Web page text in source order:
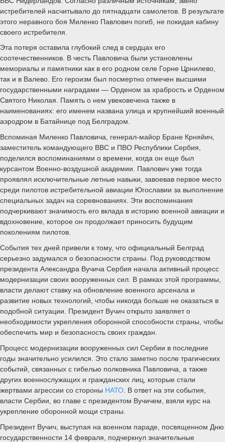
истребителей насчитывало до пятнадцати самолетов. В результате
этого неравного боя Миленко Павлович погиб, не покидая кабину
своего истребителя.
Эта потеря оставила глубокий след в сердцах его
соотечественников. В честь Павловича были установлены
мемориалы и памятники как в его родном селе Горне Црнилево,
так и в Валево. Его героизм был посмертно отмечен высшими
государственными наградами — Орденом за храбрость и Орденом
Святого Николая. Память о нем увековечена также в
наименованиях: его именем названа улица и крупнейший военный
аэродром в Батайнице под Белградом.
Вспоминая Миленко Павловича, генерал-майор Бране Крняйич,
заместитель командующего ВВС и ПВО Республики Сербия,
поделился воспоминаниями о времени, когда он еще был
курсантом Военно-воздушной академии. Павлович уже тогда
проявлял исключительные летные навыки, завоевав первое место
среди пилотов истребительной авиации Югославии за выполнение
специальных задач на соревнованиях. Эти воспоминания
подчеркивают значимость его вклада в историю военной авиации и
вдохновение, которое он продолжает приносить будущим
поколениям пилотов.
События тех дней привели к тому, что официальный Белград
серьезно задумался о безопасности страны. Под руководством
президента Александра Вучича Сербия начала активный процесс
модернизации своих вооруженных сил. В рамках этой программы,
власти делают ставку на обновление военного арсенала и
развитие новых технологий, чтобы никогда больше не оказаться в
подобной ситуации. Президент Вучич открыто заявляет о
необходимости укрепления оборонной способности страны, чтобы
обеспечить мир и безопасность своих граждан.
Процесс модернизации вооруженных сил Сербии в последние
годы значительно усилился. Это стало заметно после трагических
событий, связанных с гибелью полковника Павловича, а также
других военнослужащих и гражданских лиц, которые стали
жертвами агрессии со стороны НАТО . В ответ на эти события,
власти Сербии, во главе с президентом Вучичем, взяли курс на
укрепление оборонной мощи страны.
Президент Вучич, выступая на военном параде, посвященном Дню
государственности 14 февраля, подчеркнул значительные